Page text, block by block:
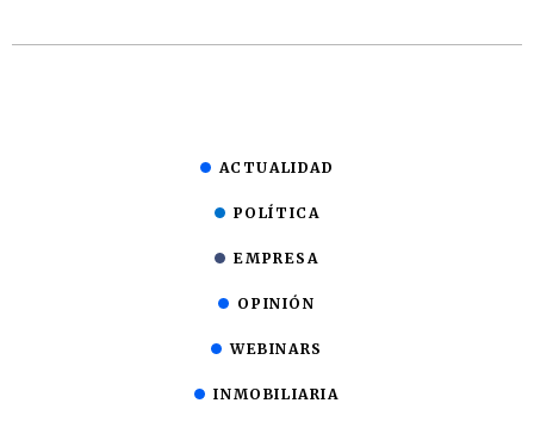
ACTUALIDAD
POLÍTICA
EMPRESA
OPINIÓN
WEBINARS
INMOBILIARIA